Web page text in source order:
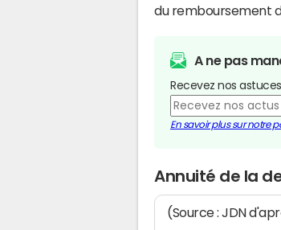
du remboursement
A ne pas
Recevez nos
En savoir plus sur notre
Annuité de la
(Source : JDN